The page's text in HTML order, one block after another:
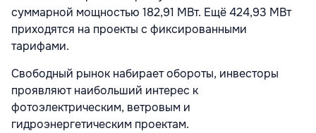
суммарной мощностью 182,91 МВт. Ещё 424,93 МВт
приходятся на проекты с фиксированными
тарифами.
Свободный рынок набирает обороты, инвесторы
проявляют наибольший интерес к
фотоэлектрическим, ветровым и
гидроэнергетическим проектам.